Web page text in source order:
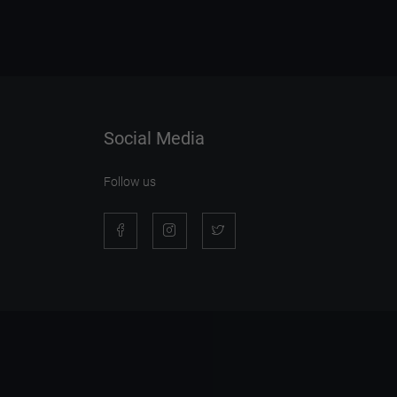
Social Media
Follow us